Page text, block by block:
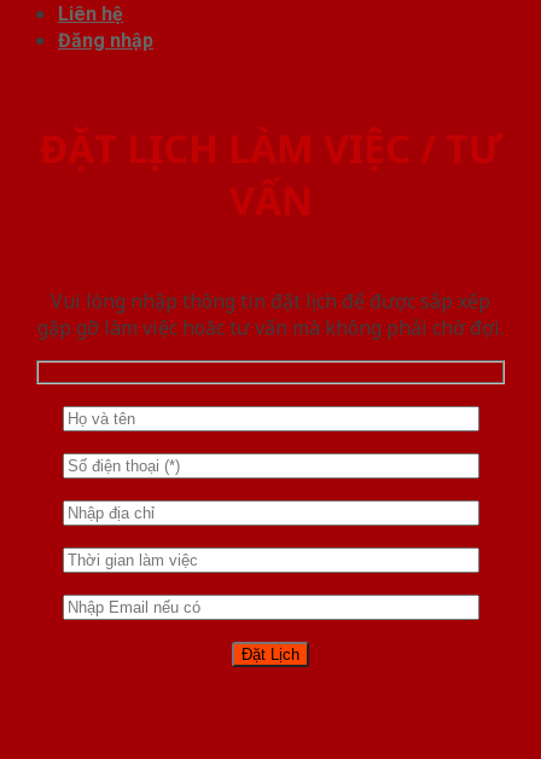
Liên hệ
Đăng nhập
ĐẶT LỊCH LÀM VIỆC / TƯ
VẤN
Vui lòng nhập thông tin đặt lịch để được sắp xếp
gặp gỡ làm việc hoăc tư vấn mà không phải chờ đợi.